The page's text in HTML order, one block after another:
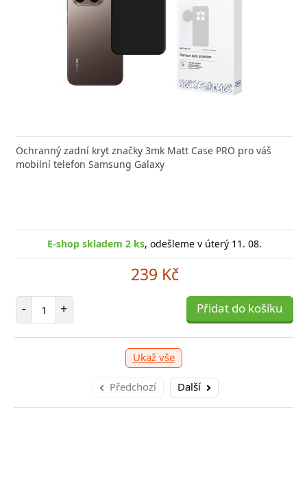
Ochranný zadní kryt značky 3mk Matt Case PRO pro váš
mobilní telefon Samsung Galaxy
E-shop skladem 2 ks, odešleme v úterý 11. 08.
239 Kč
- Počet položek
+ Přidat do košíku
Ukaž vše
Předchozí Další